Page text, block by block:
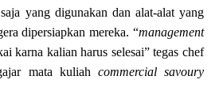
yang digunakan dan alat-alat yang
dipersiapkan mereka. “management
karna kalian harus selesai” tegas chef
mata kuliah commercial savoury